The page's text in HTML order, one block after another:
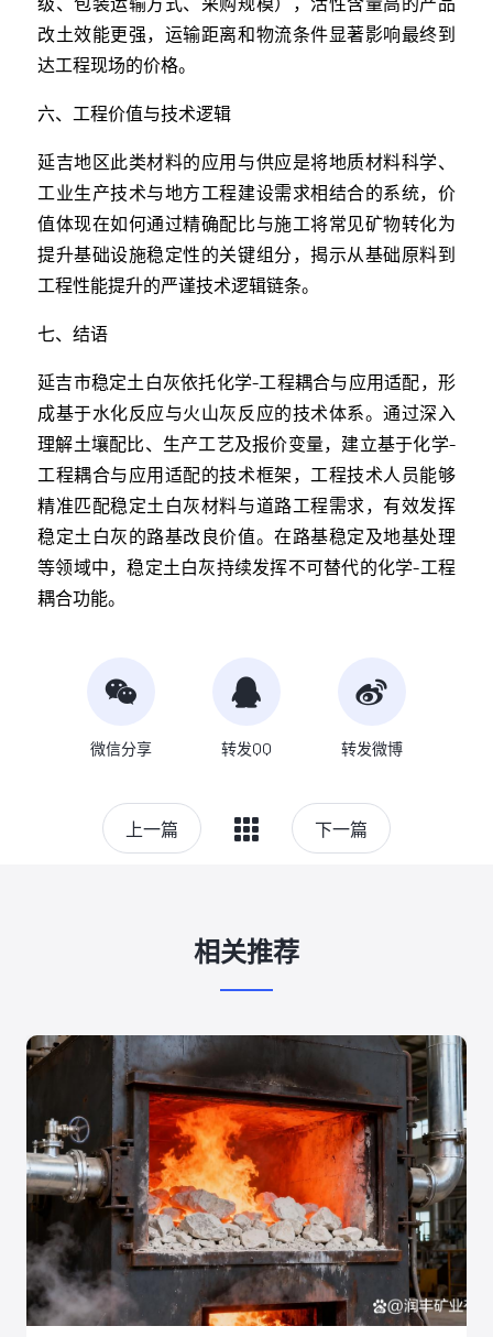
改土效能更强，运输距离和物流条件显著影响最终到
达工程现场的价格。
六、工程价值与技术逻辑
延吉地区此类材料的应用与供应是将地质材料科学、
工业生产技术与地方工程建设需求相结合的系统，价
值体现在如何通过精确配比与施工将常见矿物转化为
提升基础设施稳定性的关键组分，揭示从基础原料到
工程性能提升的严谨技术逻辑链条。
七、结语
延吉市稳定土白灰依托化学-工程耦合与应用适配，形
成基于水化反应与火山灰反应的技术体系。通过深入
理解土壤配比、生产工艺及报价变量，建立基于化学-
工程耦合与应用适配的技术框架，工程技术人员能够
精准匹配稳定土白灰材料与道路工程需求，有效发挥
稳定土白灰的路基改良价值。在路基稳定及地基处理
等领域中，稳定土白灰持续发挥不可替代的化学-工程
耦合功能。
微信分享 转发QQ 转发微博
上一篇 下一篇
相关推荐